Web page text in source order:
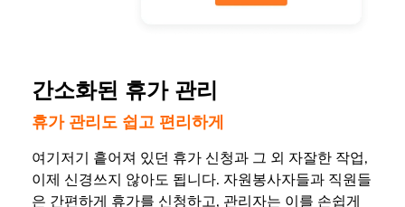
간소화된 휴가 관리
휴가 관리도 쉽고 편리하게
여기저기 흩어져 있던 휴가 신청과 그 외 자잘한 작업,
이제 신경쓰지 않아도 됩니다. 자원봉사자들과 직원들
은 간편하게 휴가를 신청하고, 관리자는 이를 손쉽게